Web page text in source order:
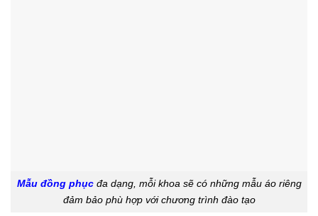
Mẫu đồng phụcđa dạng, mỗi khoa sẽ có những mẫu áo riêng
đảm bảo phù hợp với chương trình đào tạo